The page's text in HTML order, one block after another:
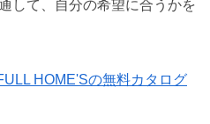
して、自分の希望に合うかを
HOME'Sの無料カタログ